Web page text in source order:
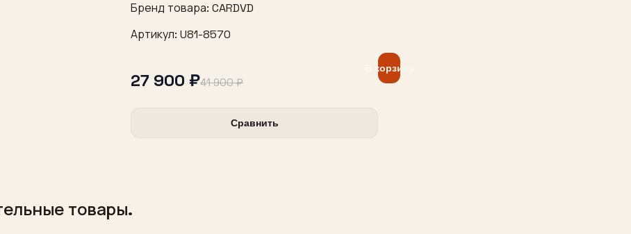
Бренд товара: CARDVD
Артикул: U81-8570
27 900 ₽41 900 ₽
В корзину
Сравнить
товары.